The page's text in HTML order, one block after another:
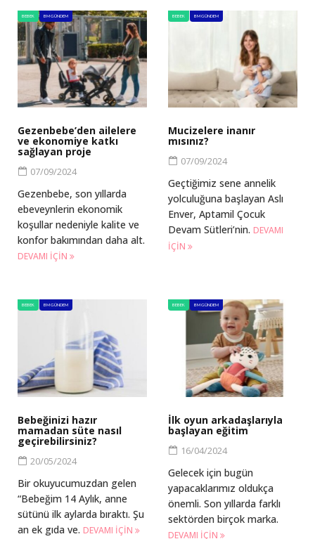
BEBEK BM GÜNDEM
Gezenbebe’den ailelere
ve ekonomiye katkı
sağlayan proje
07/09/2024
Gezenbebe, son yıllarda
ebeveynlerin ekonomik
koşullar nedeniyle kalite ve
konfor bakımından daha alt.
DEVAMI IÇIN
BEBEK BM GÜNDEM
Mucizelere inanır
mısınız?
07/09/2024
Geçtiğimiz sene annelik
yolculuğuna başlayan Aslı
Enver, Aptamil Çocuk
Devam Sütleri’nin. DEVAMI
IÇIN
BEBEK BM GÜNDEM
Bebeğinizi hazır
mamadan süte nasıl
geçirebilirsiniz?
20/05/2024
Bir okuyucumuzdan gelen
“Bebeğim 14 Aylık, anne
sütünü ilk aylarda bıraktı. Şu
an ek gıda ve. DEVAMI IÇIN
BEBEK BM GÜNDEM
İlk oyun arkadaşlarıyla
başlayan eğitim
16/04/2024
Gelecek için bugün
yapacaklarımız oldukça
önemli. Son yıllarda farklı
sektörden birçok marka.
DEVAMI IÇIN